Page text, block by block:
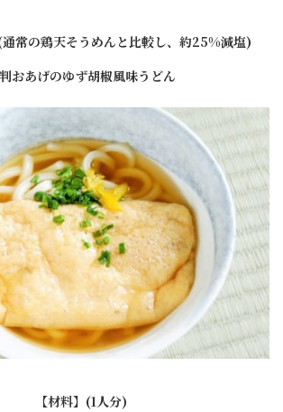
常の鶏天そうめんと比較し、約25%減塩)
おあげのゆず胡椒風味うどん
【材料】(1人分)